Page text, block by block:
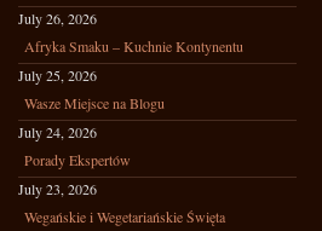
July 26, 2026
Afryka Smaku – Kuchnie Kontynentu
July 25, 2026
Wasze Miejsce na Blogu
July 24, 2026
Porady Ekspertów
July 23, 2026
Wegańskie i Wegetariańskie Święta